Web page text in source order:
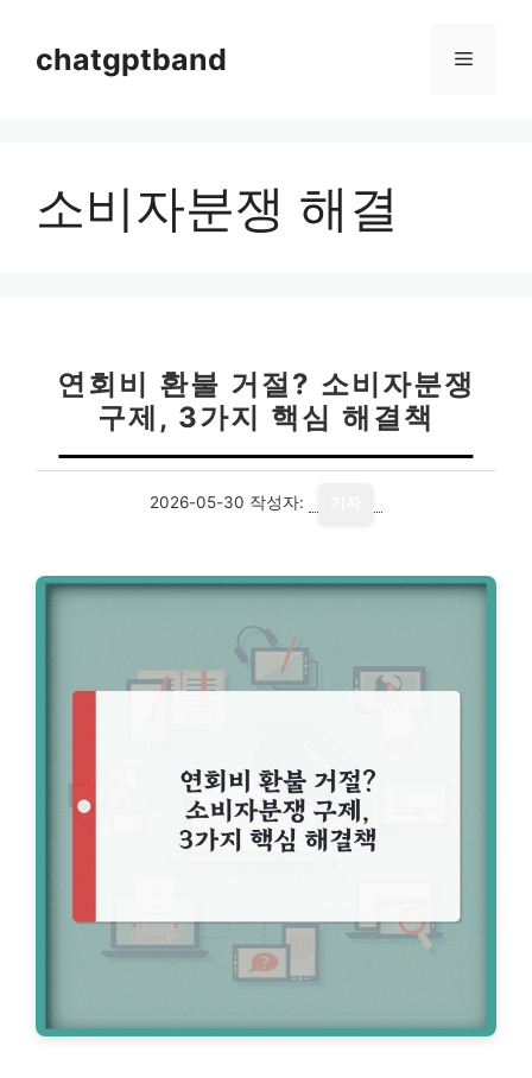
chatgptband 메
소비자분쟁 해결
연회비 환불 거절? 소비자분쟁
구제, 3가지 핵심 해결책
2026-05-30 작성자: